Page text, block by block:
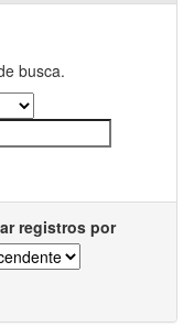
busca.
registros por